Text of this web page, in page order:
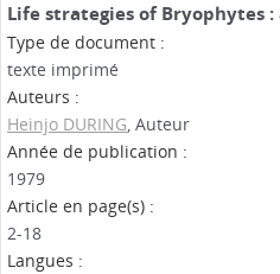
Life strategies of Bryophytes
Type de document :
texte imprimé
Auteurs :
Heinjo DURING, Auteur
Année de publication :
1979
Article en page(s) :
2-18
Langues :